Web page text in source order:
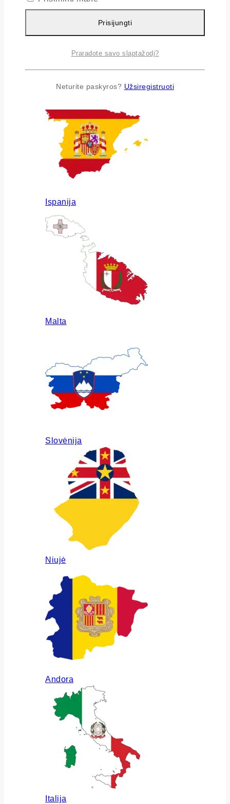
Airija
Ispanija
Malta
Slovėnija
Niujė
Andora
Italija
Prisijungti
Praradote savo slaptažodį?
Neturite paskyros? Užsiregistruoti